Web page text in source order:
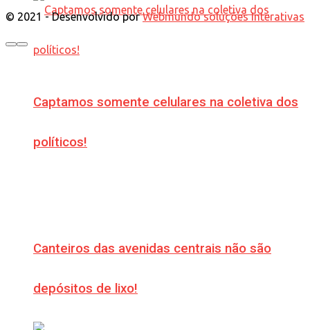
Captamos somente celulares na coletiva dos
políticos!
Canteiros das avenidas centrais não são
depósitos de lixo!
© 2021 - Desenvolvido porWebmundo soluções Interativas